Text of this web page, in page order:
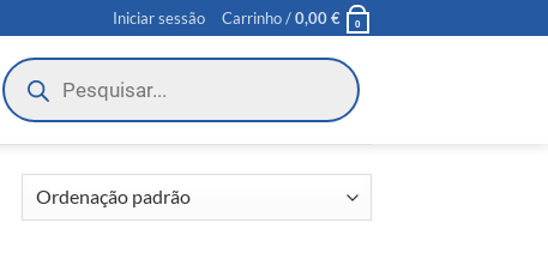
Iniciar sessão Carrinho /0,00€ 0
Products
search